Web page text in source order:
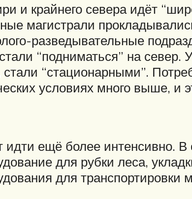
и крайнего севера идёт
магистрали
разведывательные
“подниматься” на север.
“стационарными”.
условиях много выше, и
идти ещё более интенсивно. В
для рубки леса,
для транспортировки